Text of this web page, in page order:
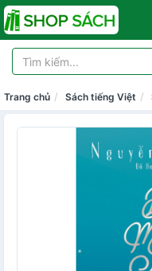
Trang chủ Sách tiếng Việt